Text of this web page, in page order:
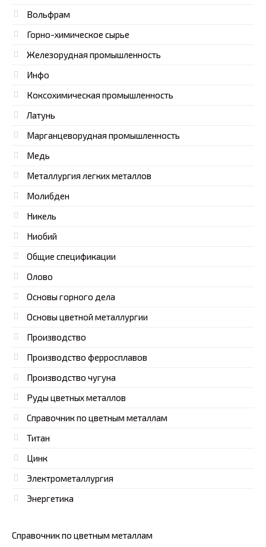
Вольфрам
Горно-химическое сырье
Железорудная промышленность
Инфо
Коксохимическая промышленность
Латунь
Марганцеворудная промышленность
Медь
Металлургия легких металлов
Молибден
Никель
Ниобий
Общие спецификации
Олово
Основы горного дела
Основы цветной металлургии
Производство
Производство ферросплавов
Производство чугуна
Руды цветных металлов
Справочник по цветным металлам
Титан
Цинк
Электрометаллургия
Энергетика
Справочник по цветным металлам